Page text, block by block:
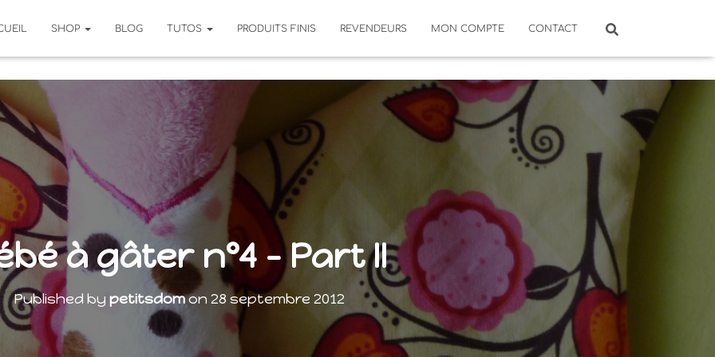
SHOP BLOG TUTOS PRODUITS FINIS REVENDEURS MON COMPTE CONTACT
à gâter n°4 – Part II
Published by petitsdomon 28 septembre 2012